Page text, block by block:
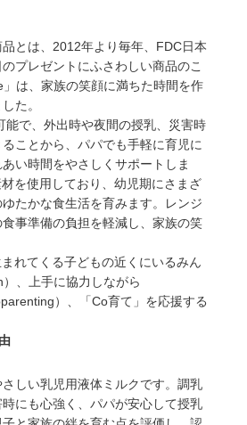
とは、2012年より毎年、FDC日本
プレゼントにふさわしい商品のこ
は、家族の笑顔に満ちた時間を作
た。
で、外出時や夜間の授乳、災害時
ことから、パパでも手軽に育児に
い時間をやさしくサポートしま
を使用しており、幼児期にさまざ
たかな食生活を育みます。レンジ
事準備の負担を軽減し、家族の笑
れてくる子どもの近くにいるみん
、上手に協力しながら
）、「Co育て」を応援する
しい乳児用液体ミルクです。調乳
にも心強く、パパが安心して授乳